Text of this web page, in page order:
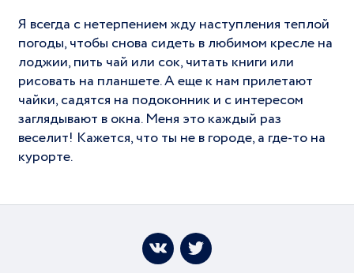
Я всегда с нетерпением жду наступления теплой
погоды, чтобы снова сидеть в любимом кресле на
лоджии, пить чай или сок, читать книги или
рисовать на планшете. А еще к нам прилетают
чайки, садятся на подоконник и с интересом
заглядывают в окна. Меня это каждый раз
веселит! Кажется, что ты не в городе, а где-то на
курорте.